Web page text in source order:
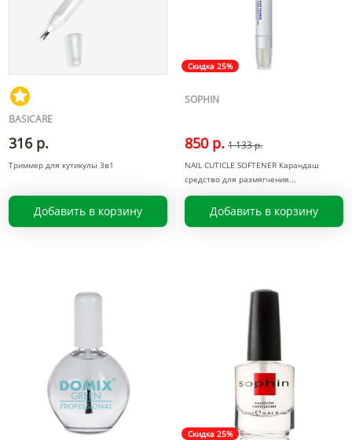
BASICARE
316 р.
Триммер для кутикулы 3в1
Добавить в корзину
Скидка 25%
SOPHIN
850 р. 1 133 р.
NAIL CUTICLE SOFTENER Карандаш
средство для размягчения
Добавить в корзину
Скидка 25%